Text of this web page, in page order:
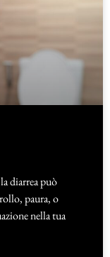
diarrea può
paura, o
nella tua